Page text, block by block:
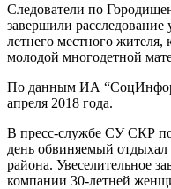
Следователи по
завершили
летнего местного жителя,
молодой многодетной
По данным ИА
апреля 2018 года.
В пресс-службе СУ СКР
день обвиняемый
района. Увеселительное
компании 30-летней